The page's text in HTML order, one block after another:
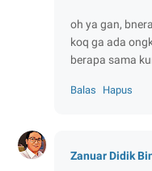
oh ya gan,
koq ga ada
berapa sama
Balas Hapus
Zanuar Didik